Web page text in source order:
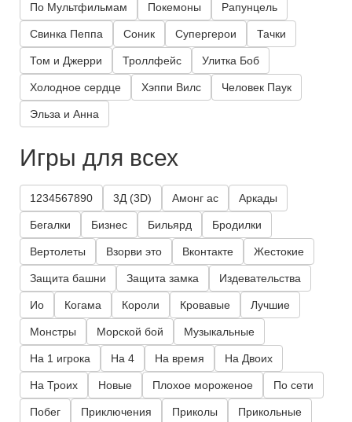
По Мультфильмам Покемоны Рапунцель
Свинка Пеппа Соник Супергерои Тачки
Том и Джерри Троллфейс Улитка Боб
Холодное сердце Хэппи Вилс Человек Паук
Эльза и Анна
Игры для всех
1234567890 3Д (3D) Амонг ас Аркады
Бегалки Бизнес Бильярд Бродилки
Вертолеты Взорви это Вконтакте Жестокие
Защита башни Защита замка Издевательства
Ио Когама Короли Кровавые Лучшие
Монстры Морской бой Музыкальные
На 1 игрока На 4 На время На Двоих
На Троих Новые Плохое мороженое По сети
Побег Приключения Приколы Прикольные